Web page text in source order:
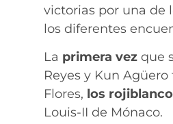
victorias por una de
los diferentes
La primera vez que
Reyes y Kun
Flores, los
Louis-II de Mónaco.